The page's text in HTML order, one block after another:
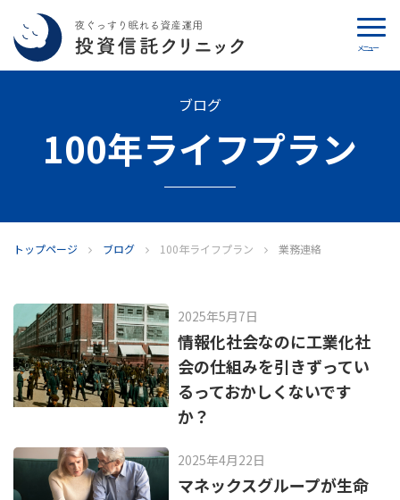
メニュー
ブログ
よくあるご質問
お問い合わせ
ブログ
100年ライフプラン
トップページ ブログ 100年ライフプラン 業務連絡
2025年5月7日
情報化社会なのに工業化社
会の仕組みを引きずってい
るっておかしくないです
か？
2025年4月22日
マネックスグループが生命